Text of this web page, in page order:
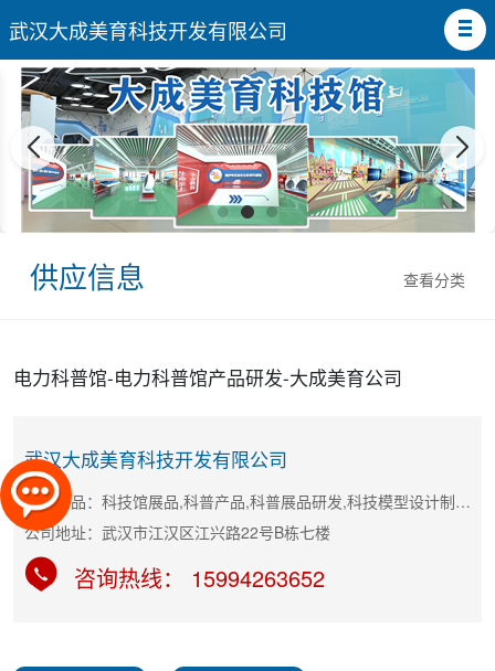
武汉大成美育科技开发有限公司
查看分类
供应信息
电力科普馆-电力科普馆产品研发-大成美育公司
武汉大成美育科技开发有限公司
主营产品：科技馆展品,科普产品,科普展品研发,科技模型设计制作等
公司地址：武汉市江汉区江兴路22号B栋七楼
咨询热线： 15994263652